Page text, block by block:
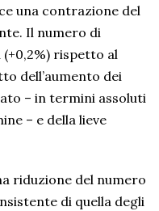
una contrazione del
Il numero di
rispetto al
dell’aumento dei
– in termini assoluti
– e della lieve
riduzione del numero
di quella degli